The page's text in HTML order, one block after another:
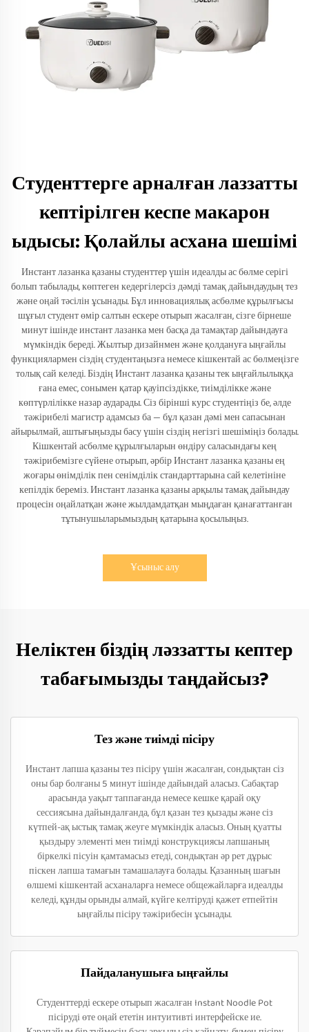
Студенттерге арналған лаззатты
кептірілген кеспе макарон
ыдысы: Қолайлы асхана шешімі
Инстант лазанка қазаны студенттер үшін идеалды ас бөлме серігі
болып табылады, көптеген кедергілерсіз дәмді тамақ дайындаудың тез
және оңай тәсілін ұсынады. Бұл инновациялық асбөлме құрылғысы
шұғыл студент өмір салтын ескере отырып жасалған, сізге бірнеше
минут ішінде инстант лазанка мен басқа да тамақтар дайындауға
мүмкіндік береді. Жылтыр дизайнмен және қолдануға ыңғайлы
функциялармен сіздің студентаңызға немесе кішкентай ас бөлмеңізге
толық сай келеді. Біздің Инстант лазанка қазаны тек ыңғайлылыққа
ғана емес, сонымен қатар қауіпсіздікке, тиімділікке және
көптүрлілікке назар аударады. Сіз бірінші курс студентіңіз бе, әлде
тәжірибелі магистр адамсыз ба — бұл қазан дәмі мен сапасынан
айырылмай, аштығыңызды басу үшін сіздің негізгі шешіміңіз болады.
Кішкентай асбөлме құрылғыларын өндіру саласындағы кең
тәжірибемізге сүйене отырып, әрбір Инстант лазанка қазаны ең
жоғары өнімділік пен сенімділік стандарттарына сай келетініне
кепілдік береміз. Инстант лазанка қазаны арқылы тамақ дайындау
процесін оңайлатқан және жылдамдатқан мыңдаған қанағаттанған
тұтынушыларымыздың қатарына қосылыңыз.
Ұсыныс алу
Неліктен біздің ләззатты кептер
табағымызды таңдайсыз?
Тез және тиімді пісіру
Инстант лапша қазаны тез пісіру үшін жасалған, сондықтан сіз
оны бар болғаны 5 минут ішінде дайындай аласыз. Сабақтар
арасында уақыт таппағанда немесе кешке қарай оқу
сессиясына дайындалғанда, бұл қазан тез қызады және сіз
күтпей-ақ ыстық тамақ жеуге мүмкіндік аласыз. Оның қуатты
қыздыру элементі мен тиімді конструкциясы лапшаның
біркелкі пісуін қамтамасыз етеді, сондықтан әр рет дұрыс
піскен лапша тамағын тамашалауға болады. Қазанның шағын
өлшемі кішкентай асханаларға немесе общежайларға идеалды
келеді, құнды орынды алмай, күйге келтіруді қажет етпейтін
ыңғайлы пісіру тәжірибесін ұсынады.
Пайдаланушыға ыңғайлы
Студенттерді ескере отырып жасалған Instant Noodle Pot
пісіруді өте оңай ететін интуитивті интерфейске ие.